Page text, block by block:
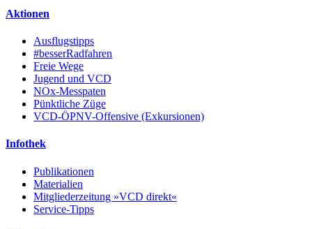
Aktionen
Ausflugstipps
#besserRadfahren
Freie Wege
Jugend und VCD
NOx-Messpaten
Pünktliche Züge
VCD-ÖPNV-Offensive (Exkursionen)
Infothek
Publikationen
Materialien
Mitgliederzeitung »VCD direkt«
Service-Tipps